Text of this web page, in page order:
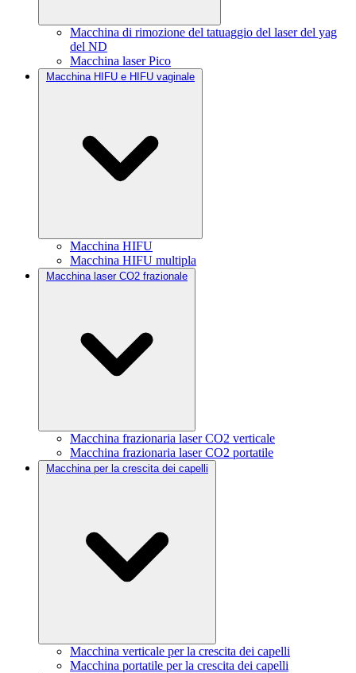
Macchina di rimozione del tatuaggio del laser del yag
del ND
Macchina laser Pico
Macchina HIFU e HIFU vaginale
Macchina HIFU
Macchina HIFU multipla
Macchina laser CO2 frazionale
Macchina frazionaria laser CO2 verticale
Macchina frazionaria laser CO2 portatile
Macchina per la crescita dei capelli
Macchina verticale per la crescita dei capelli
Macchina portatile per la crescita dei capelli